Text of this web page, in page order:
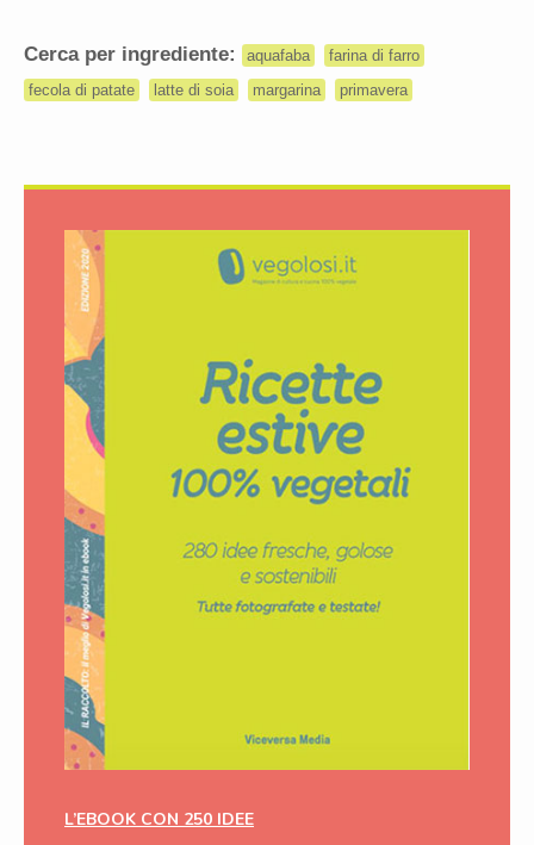
Cerca per ingrediente: aquafaba
farina di farro
fecola di patate
latte di soia margarina primavera
L’EBOOK CON 250 IDEE